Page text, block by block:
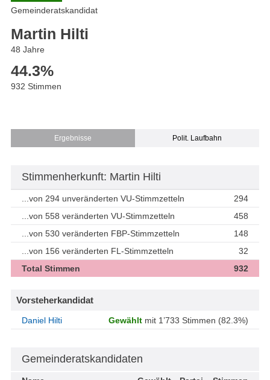
Gemeinderatskandidat
Martin Hilti
48 Jahre
44.3%
932 Stimmen
Ergebnisse Polit. Laufbahn
Stimmenherkunft: Martin Hilti
...von 294 unveränderten VU-Stimmzetteln
294
...von 558 veränderten VU-Stimmzetteln
458
...von 530 veränderten FBP-Stimmzetteln
148
...von 156 veränderten FL-Stimmzetteln
32
Total Stimmen
932
Vorsteherkandidat
Daniel Hilti Gewählt mit 1’733 Stimmen (82.3%)
Gemeinderatskandidaten